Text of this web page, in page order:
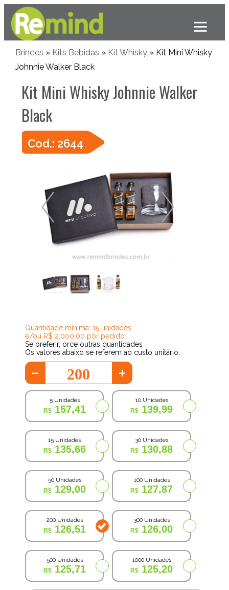
Brindes » Kits Bebidas » Kit Whisky» Kit Mini Whisky
Johnnie Walker Black
Kit Mini Whisky Johnnie Walker
Black
Cod.: 2644
Quantidade mínima: 15 unidades
e/ou R$ 2.000,00 por pedido
Se preferir, orce outras quantidades
Os valores abaixo se referem ao custo unitário.
- +
5 Unidades
157,41
10 Unidades
139,99
15 Unidades
135,66
30 Unidades
130,88
50 Unidades
129,00
100 Unidades
127,87
200 Unidades
126,51
300 Unidades
126,00
500 Unidades
125,71
1000 Unidades
125,20